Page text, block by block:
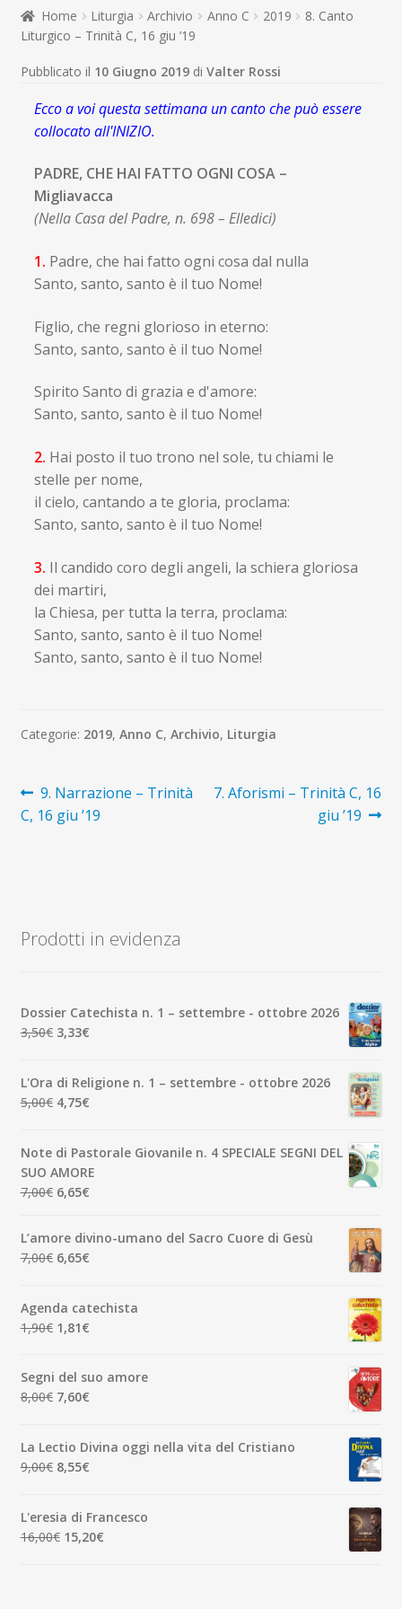
Contatti
Don Bosco
menu
Home Liturgia Archivio Anno C 2019
8. Canto
Liturgico – Trinità C, 16 giu ’19
Pubblicato il 10 Giugno 2019 di Valter Rossi
Ecco a voi questa settimana un canto che può essere
collocato all'INIZIO.
PADRE, CHE HAI FATTO OGNI COSA –
Migliavacca
(Nella Casa del Padre, n. 698 – Elledici)
1. Padre, che hai fatto ogni cosa dal nulla
Santo, santo, santo è il tuo Nome!
Figlio, che regni glorioso in eterno:
Santo, santo, santo è il tuo Nome!
Spirito Santo di grazia e d'amore:
Santo, santo, santo è il tuo Nome!
2. Hai posto il tuo trono nel sole, tu chiami le
stelle per nome,
il cielo, cantando a te gloria, proclama:
Santo, santo, santo è il tuo Nome!
3. Il candido coro degli angeli, la schiera gloriosa
dei martiri,
la Chiesa, per tutta la terra, proclama:
Santo, santo, santo è il tuo Nome!
Santo, santo, santo è il tuo Nome!
Categorie: 2019, Anno C, Archivio, Liturgia
Navigazione
articoli
Articolo
precedente:
9. Narrazione – Trinità
C, 16 giu ’19
Articolo
7. Aforismi – Trinità C, 16
giu ’19
Prodotti in evidenza
Dossier Catechista n. 1 – settembre - ottobre 2026
3,50€ Il
era:
3,50€.
3,33€Il
è:
3,33€.
L'Ora di Religione n. 1 – settembre - ottobre 2026
5,00€ Il
era:
5,00€.
4,75€Il
è:
4,75€.
Note di Pastorale Giovanile n. 4 SPECIALE SEGNI DEL
SUO AMORE
7,00€ Il
originale
era:
7,00€.
6,65€Il
attuale
è:
L’amore divino-umano del Sacro Cuore di Gesù
7,00€ Il
era:
7,00€.
6,65€Il
è:
6,65€.
Agenda catechista
1,90€ Il
era:
1,90€.
1,81€Il
è:
1,81€.
Segni del suo amore
8,00€ Il
era:
8,00€.
7,60€Il
è:
7,60€.
La Lectio Divina oggi nella vita del Cristiano
9,00€ Il
era:
9,00€.
8,55€Il
è:
8,55€.
L'eresia di Francesco
16,00€ Il
15,20€Il